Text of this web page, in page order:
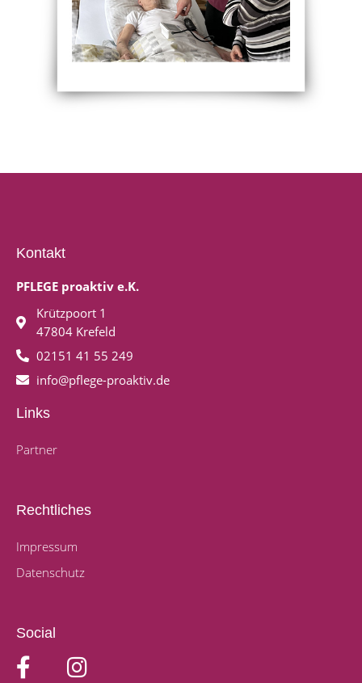
Kontakt
PFLEGE proaktiv e.K.
Krützpoort 1
47804 Krefeld
02151 41 55 249
info@pflege-proaktiv.de
Links
Partner
Rechtliches
Impressum
Datenschutz
Social